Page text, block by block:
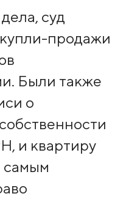
суд
продажи
Были также
о
и квартиру
самым